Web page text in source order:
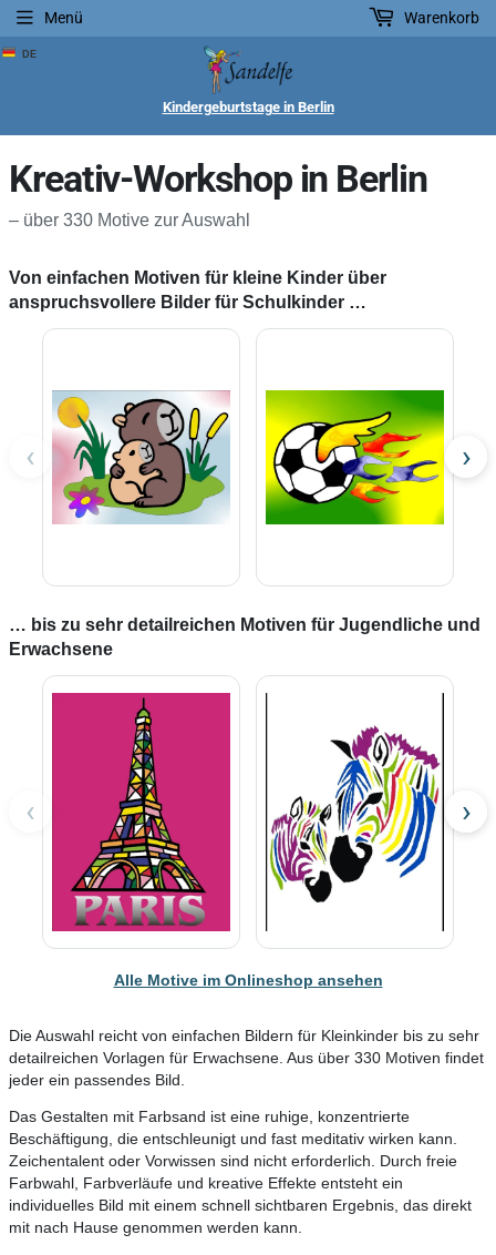
Kindergeburtstage in Berlin
Menü Warenkorb
Kreativ-Workshop in Berlin
– über 330 Motive zur Auswahl
Von einfachen Motiven für kleine Kinder über
anspruchsvollere Bilder für Schulkinder …
‹ ›
… bis zu sehr detailreichen Motiven für Jugendliche und
Erwachsene
‹ ›
Alle Motive im Onlineshop ansehen
Die Auswahl reicht von einfachen Bildern für Kleinkinder bis zu sehr
detailreichen Vorlagen für Erwachsene. Aus über 330 Motiven findet
jeder ein passendes Bild.
Das Gestalten mit Farbsand ist eine ruhige, konzentrierte
Beschäftigung, die entschleunigt und fast meditativ wirken kann.
Zeichentalent oder Vorwissen sind nicht erforderlich. Durch freie
Farbwahl, Farbverläufe und kreative Effekte entsteht ein
individuelles Bild mit einem schnell sichtbaren Ergebnis, das direkt
mit nach Hause genommen werden kann.
DE